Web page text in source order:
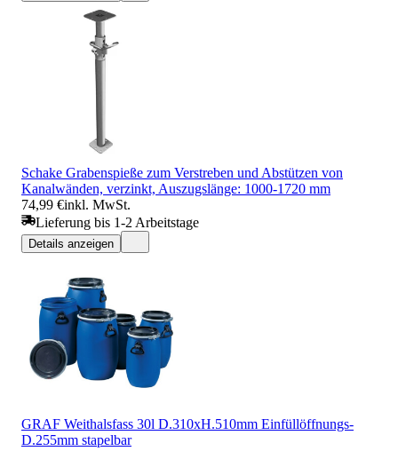
Schake Grabenspieße zum Verstreben und Abstützen von
Kanalwänden, verzinkt, Auszugslänge: 1000-1720 mm
74,99 €inkl. MwSt.
Lieferung bis 1-2 Arbeitstage
Details anzeigen
GRAF Weithalsfass 30l D.310xH.510mm Einfüllöffnungs-
D.255mm stapelbar